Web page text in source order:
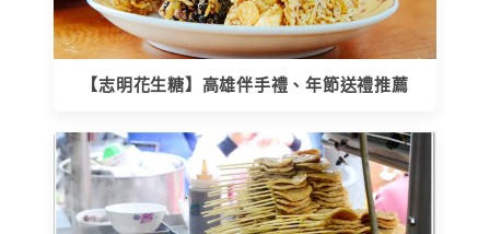
【志明花生糖】高雄伴手禮、年節送禮推薦